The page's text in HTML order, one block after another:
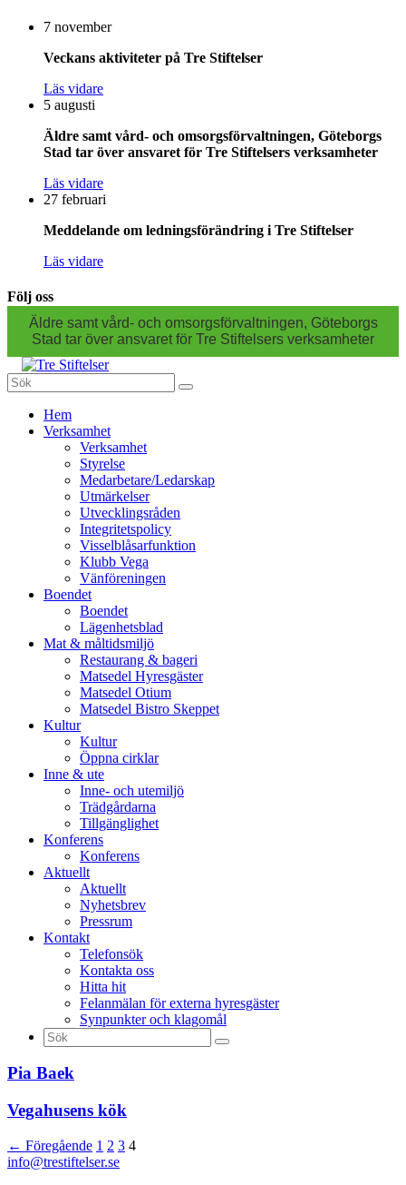
7 november
Veckans aktiviteter på Tre Stiftelser
Läs vidare
5 augusti
Äldre samt vård- och omsorgsförvaltningen, Göteborgs
Stad tar över ansvaret för Tre Stiftelsers verksamheter
Läs vidare
27 februari
Meddelande om ledningsförändring i Tre Stiftelser
Läs vidare
Följ oss
Äldre samt vård- och omsorgsförvaltningen, Göteborgs
Stad tar över ansvaret för Tre Stiftelsers verksamheter
Sök
efter:
vidare
Hem
Verksamhet
Verksamhet
Styrelse
Medarbetare/Ledarskap
Utmärkelser
Utvecklingsråden
Integritetspolicy
Visselblåsarfunktion
Klubb Vega
Vänföreningen
Boendet
Boendet
Lägenhetsblad
Mat & måltidsmiljö
Restaurang & bageri
Matsedel Hyresgäster
Matsedel Otium
Matsedel Bistro Skeppet
Kultur
Kultur
Öppna cirklar
Inne & ute
Inne- och utemiljö
Trädgårdarna
Tillgänglighet
Konferens
Konferens
Aktuellt
Aktuellt
Nyhetsbrev
Pressrum
Kontakt
Telefonsök
Kontakta oss
Hitta hit
Felanmälan för externa hyresgäster
Synpunkter och klagomål
Sök
efter:
Pia Baek
Vegahusens kök
← Föregående 1 2 3 4
info@trestiftelser.se